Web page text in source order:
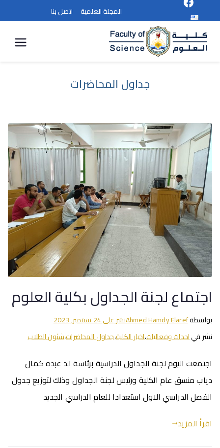
المجلة العلمية اتصل بنا
العلوم
جداول المحاضرات
اجتماع لجنة الجداول بكلية العلوم
بواسطةAhmed Hamdy Elarefنشر على24 سبتمبر, 2023
نشر فياحداث وفعاليات،اخبار الكلية،جداول المحاضرات،شئون الطلاب
اجتمعت اليوم لجنة الجداول الدراسية برئاسة ا.د عبده كمال
دياب منسق عام الكلية ورئيس لجنة الجداول وذلك لتوزيع جدول
الفصل الدراسي الاول استعدادا للعام الدراسي الجديد
اقرأ المزيد